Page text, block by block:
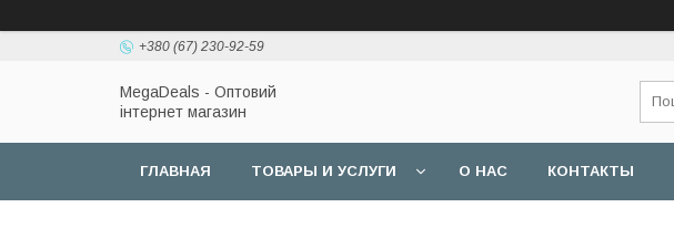
+380 (67) 230-92-59
MegaDeals - Оптовий
інтернет магазин
ГЛАВНАЯ ТОВАРЫ И УСЛУГИ О НАС КОНТАКТЫ